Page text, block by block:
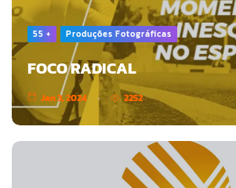
55 + Produções Fotográficas
FOCO RADICAL
Jan 3, 2024 2252